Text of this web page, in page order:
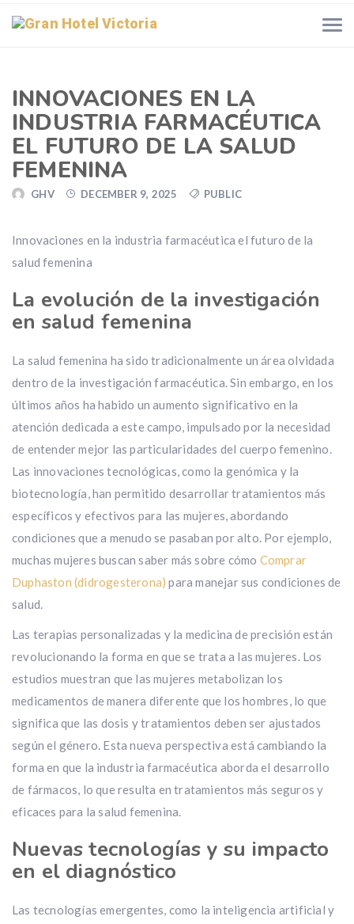
INNOVACIONES EN LA
INDUSTRIA FARMACÉUTICA
EL FUTURO DE LA SALUD
FEMENINA
GHV DECEMBER 9, 2025 PUBLIC
Innovaciones en la industria farmacéutica el futuro de la
salud femenina
La evolución de la investigación
en salud femenina
La salud femenina ha sido tradicionalmente un área olvidada
dentro de la investigación farmacéutica. Sin embargo, en los
últimos años ha habido un aumento significativo en la
atención dedicada a este campo, impulsado por la necesidad
de entender mejor las particularidades del cuerpo femenino.
Las innovaciones tecnológicas, como la genómica y la
biotecnología, han permitido desarrollar tratamientos más
específicos y efectivos para las mujeres, abordando
condiciones que a menudo se pasaban por alto. Por ejemplo,
muchas mujeres buscan saber más sobre cómo Comprar
Duphaston (didrogesterona) para manejar sus condiciones de
salud.
Las terapias personalizadas y la medicina de precisión están
revolucionando la forma en que se trata a las mujeres. Los
estudios muestran que las mujeres metabolizan los
medicamentos de manera diferente que los hombres, lo que
significa que las dosis y tratamientos deben ser ajustados
según el género. Esta nueva perspectiva está cambiando la
forma en que la industria farmacéutica aborda el desarrollo
de fármacos, lo que resulta en tratamientos más seguros y
eficaces para la salud femenina.
Nuevas tecnologías y su impacto
en el diagnóstico
Las tecnologías emergentes, como la inteligencia artificial y